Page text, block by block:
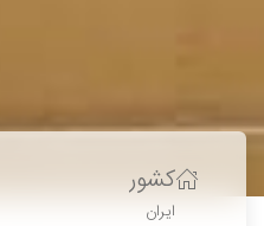
کشور
ایران